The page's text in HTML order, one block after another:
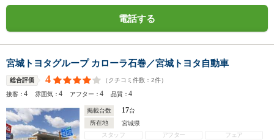
電話する
宮城トヨタグループ カローラ石巻／宮城トヨタ自動車
総合評価 4 （クチコミ件数： 2件）
接客：4 雰囲気：4 アフター：4 品質：4
掲載台数 17台
所在地
宮城県
スタッフ
アフター
フェア